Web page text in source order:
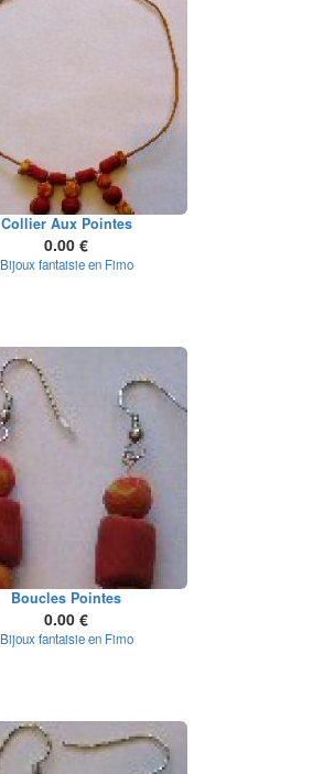
Collier Aux Pointes
0.00 €
Bijoux fantaisie en Fimo
Boucles Pointes
0.00 €
Bijoux fantaisie en Fimo